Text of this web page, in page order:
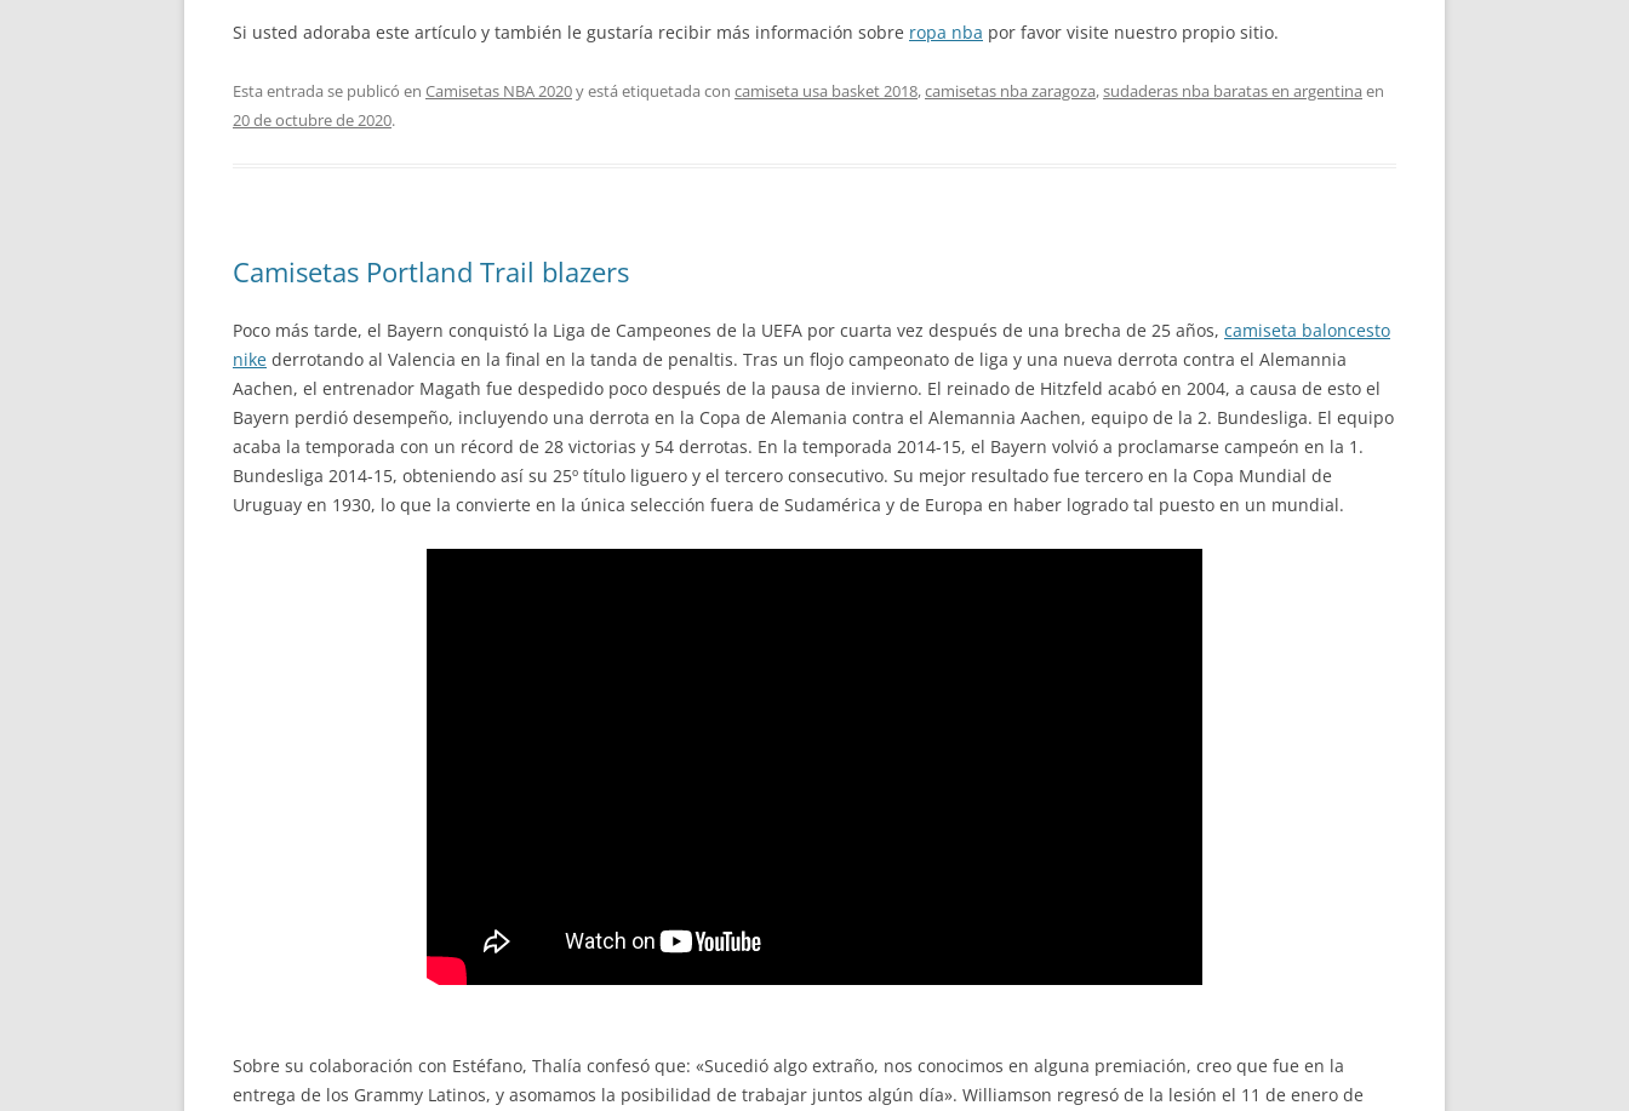
Si usted adoraba este artículo y también le gustaría recibir más información sobre ropa nba por favor visite nuestro propio sitio.
Esta entrada se publicó en Camisetas NBA 2020y está etiquetada con camiseta usa basket 2018,camisetas nba zaragoza,sudaderas nba baratas en argentina en
20 de octubre de 2020.
Camisetas Portland Trail blazers
Poco más tarde, el Bayern conquistó la Liga de Campeones de la UEFA por cuarta vez después de una brecha de 25 años, camiseta baloncesto
nike derrotando al Valencia en la final en la tanda de penaltis. Tras un flojo campeonato de liga y una nueva derrota contra el Alemannia
Aachen, el entrenador Magath fue despedido poco después de la pausa de invierno. El reinado de Hitzfeld acabó en 2004, a causa de esto el
Bayern perdió desempeño, incluyendo una derrota en la Copa de Alemania contra el Alemannia Aachen, equipo de la 2. Bundesliga. El equipo
acaba la temporada con un récord de 28 victorias y 54 derrotas. En la temporada 2014-15, el Bayern volvió a proclamarse campeón en la 1.
Bundesliga 2014-15, obteniendo así su 25º título liguero y el tercero consecutivo. Su mejor resultado fue tercero en la Copa Mundial de
Uruguay en 1930, lo que la convierte en la única selección fuera de Sudamérica y de Europa en haber logrado tal puesto en un mundial.
Sobre su colaboración con Estéfano, Thalía confesó que: «Sucedió algo extraño, nos conocimos en alguna premiación, creo que fue en la
entrega de los Grammy Latinos, y asomamos la posibilidad de trabajar juntos algún día». Williamson regresó de la lesión el 11 de enero de